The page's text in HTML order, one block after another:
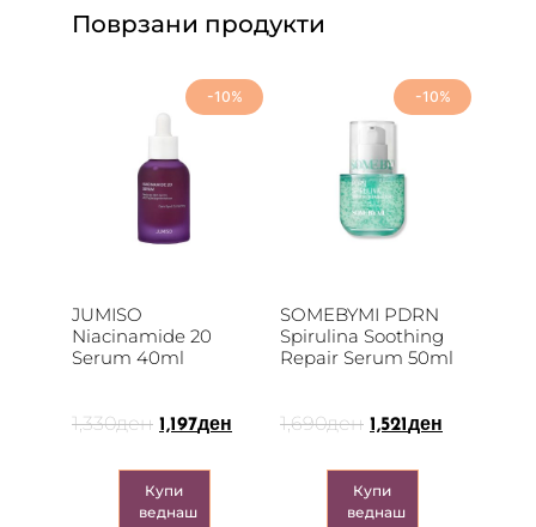
Поврзани продукти
-10%
JUMISO
Niacinamide 20
Serum 40ml
1,330ден 1,197ден
Купи
веднаш
-10%
SOMEBYMI PDRN
Spirulina Soothing
Repair Serum 50ml
1,690ден 1,521 ден
Купи
веднаш